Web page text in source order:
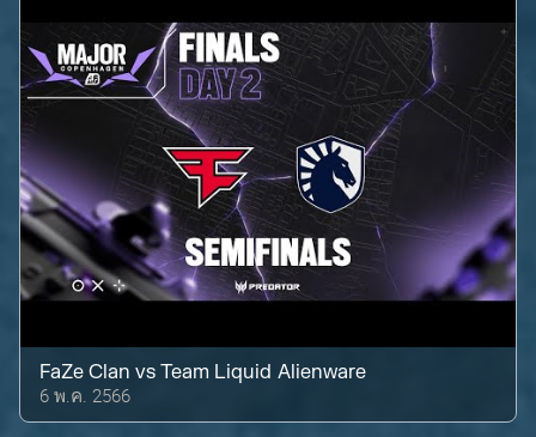
FaZe Clan vsTeam Liquid Alienware
6 พ.ค. 2566